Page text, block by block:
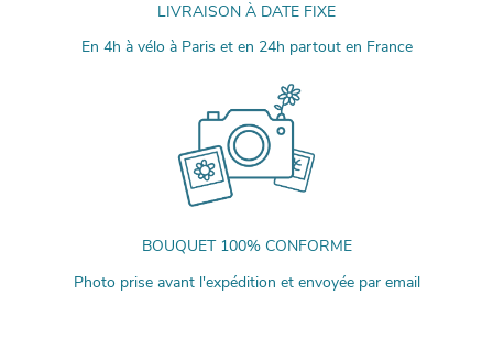
LIVRAISON À DATE FIXE
En 4h à vélo à Paris et en 24h partout en France
BOUQUET 100% CONFORME
Photo prise avant l'expédition et envoyée par email